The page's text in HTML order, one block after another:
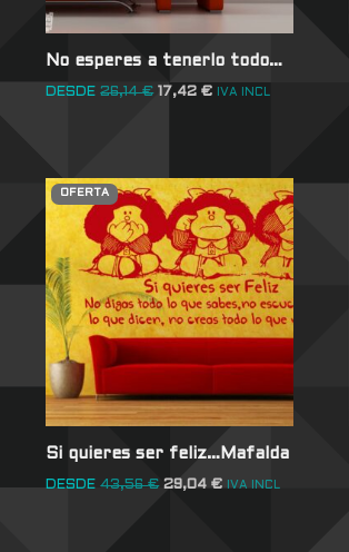
No esperes a tenerlo todo…
DESDE 26,14€ 17,42€ IVA INCL
OFERTA
Si quieres ser feliz…Mafalda
DESDE 43,56€ 29,04€ IVA INCL